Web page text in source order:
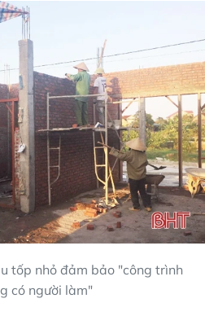
tốp nhỏ đảm bảo "công trình
có người làm"